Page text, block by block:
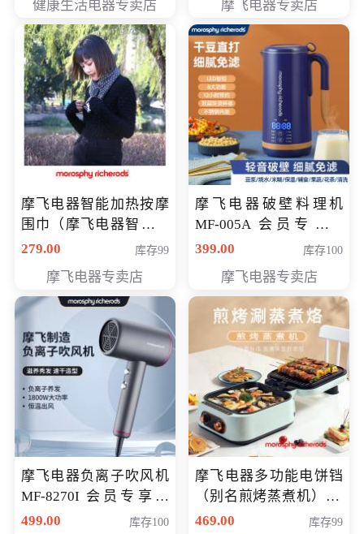
健康生活电器专卖店 摩飞电器专卖店
摩飞电器智能加热按摩
围巾（摩飞电器智能加
热按摩围脖） 会员专享
279.00 库存99
摩飞电器专卖店
摩飞电器破壁料理机
MF-005A 会员专享价
198元
399.00 库存100
摩飞电器专卖店
摩飞电器负离子吹风机
MF-8270I 会员专享价
369元
499.00 库存100
摩飞电器多功能电饼铛
（别名煎烤蒸煮机） 型
号MF-8888B 会员专享
469.00 库存99